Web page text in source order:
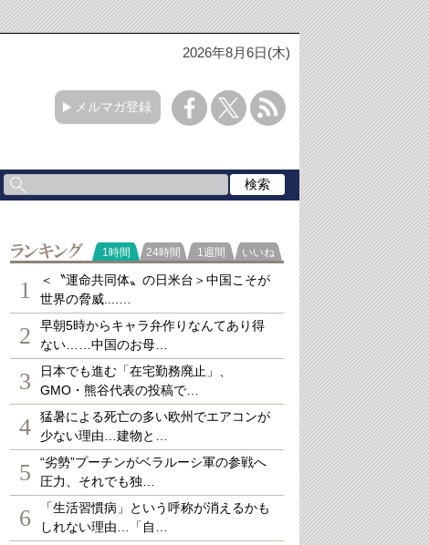
2026年8月6日(木)
メルマガ登録
ランキング
1時間 24時間 1週間 いいね
1
＜〝運命共同体〟の日米台＞中国こそが
世界の脅威....…
2
早朝5時からキャラ弁作りなんてあり得
ない……中国のお母…
3
日本でも進む「在宅勤務廃止」、
GMO・熊谷代表の投稿で…
4
猛暑による死亡の多い欧州でエアコンが
少ない理由…建物と…
5
“劣勢”プーチンがベラルーシ軍の参戦へ
圧力、それでも独…
6
「生活習慣病」という呼称が消えるかも
しれない理由…「自…